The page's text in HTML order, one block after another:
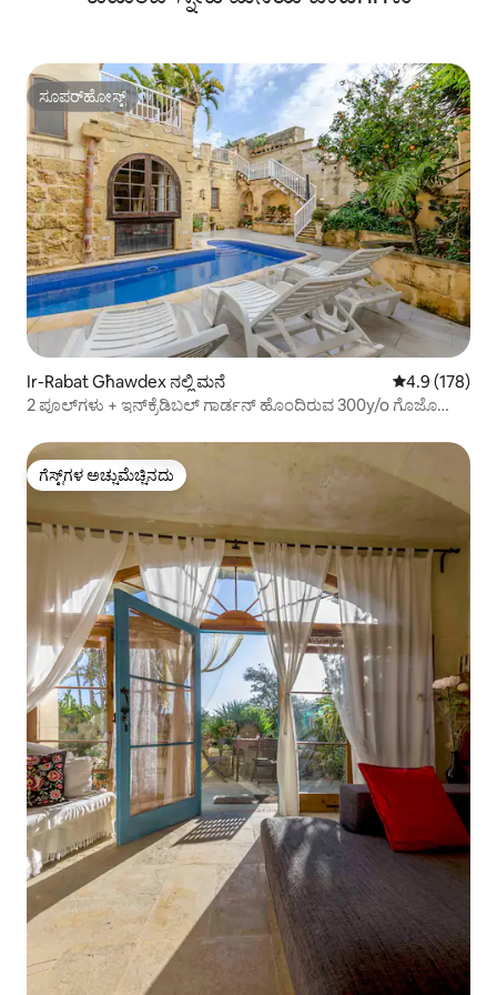
ಸೂಪರ್‌ಹೋಸ್ಟ್
ಸೂಪರ್‌ಹೋಸ್ಟ್
Ir-Rabat Għawdex ನಲ್ಲಿ ಮನೆ 5 ರಲ್ಲಿ 4.9
4.9 (178)
2 ಪೂಲ್‌ಗಳು + ಇನ್‌ಕ್ರೆಡಿಬಲ್ ಗಾರ್ಡನ್ ಹೊಂದಿರುವ 300y/o ಗೊಜೊ
ಗೆಸ್ಟ್‌ಗಳ ಅಚ್ಚುಮೆಚ್ಚಿನದು
ಗೆಸ್ಟ್‌ಗಳ ಅಚ್ಚುಮೆಚ್ಚಿನದು